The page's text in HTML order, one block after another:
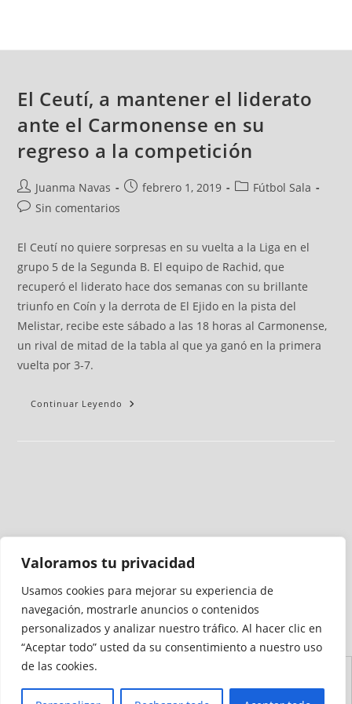
Valoramos tu privacidad
Usamos cookies para mejorar su experiencia de
navegación, mostrarle anuncios o contenidos
personalizados y analizar nuestro tráfico. Al hacer clic en
“Aceptar todo” usted da su consentimiento a nuestro uso
de las cookies.
El Ceutí, a mantener el liderato
ante el Carmonense en su
regreso a la competición
Juanma Navas febrero 1, 2019
Fútbol Sala
Sin comentarios
El Ceutí no quiere sorpresas en su vuelta a la Liga en el
grupo 5 de la Segunda B. El equipo de Rachid, que
recuperó el liderato hace dos semanas con su brillante
triunfo en Coín y la derrota de El Ejido en la pista del
Melistar, recibe este sábado a las 18 horas al Carmonense,
un rival de mitad de la tabla al que ya ganó en la primera
vuelta por 3-7.
Continuar Leyendo
Medio auditado por